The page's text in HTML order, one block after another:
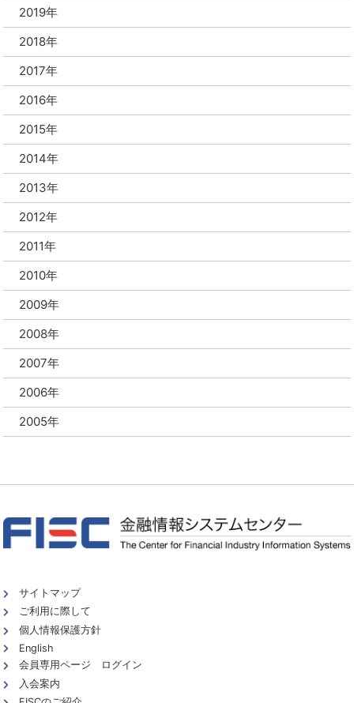
2019年
2018年
2017年
2016年
2015年
2014年
2013年
2012年
2011年
2010年
2009年
2008年
2007年
2006年
2005年
サイトマップ
ご利用に際して
個人情報保護方針
English
会員専用ページ ログイン
入会案内